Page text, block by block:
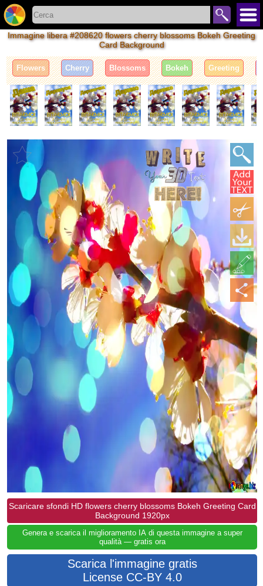
Immagine libera #208620 flowers cherry blossoms Bokeh Greeting
Card Background
Flowers Cherry Blossoms Bokeh Greeting
Scaricare sfondi HD flowers cherry blossoms Bokeh Greeting Card
Background 1920px
Genera e scarica il miglioramento IA di questa immagine a super
qualità — gratis ora
Scarica l'immagine gratis
License CC-BY 4.0